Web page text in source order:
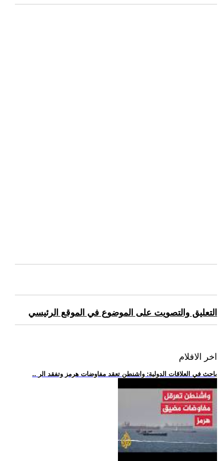
التعليق والتصويت على الموضوع في الموقع الرئيسي
اخر الافلام
.. باحث في العلاقات الدولية: واشنطن تعقد مفاوضات هرمز وتفقد الر